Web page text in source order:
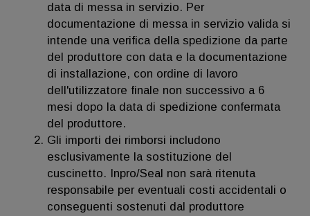
data di messa in servizio. Per
documentazione di messa in servizio valida si
intende una verifica della spedizione da parte
del produttore con data e la documentazione
di installazione, con ordine di lavoro
dell'utilizzatore finale non successivo a 6
mesi dopo la data di spedizione confermata
del produttore.
Gli importi dei rimborsi includono
esclusivamente la sostituzione del
cuscinetto. Inpro/Seal non sarà ritenuta
responsabile per eventuali costi accidentali o
conseguenti sostenuti dal produttore